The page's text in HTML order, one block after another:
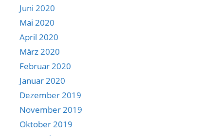
Juni 2020
Mai 2020
April 2020
März 2020
Februar 2020
Januar 2020
Dezember 2019
November 2019
Oktober 2019